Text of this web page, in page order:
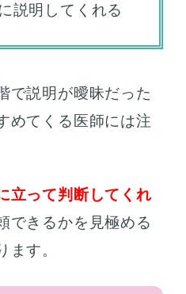
説明してくれる
で説明が曖昧だった
めてくる医師には注
立って判断してくれ
できるかを見極める
ます。